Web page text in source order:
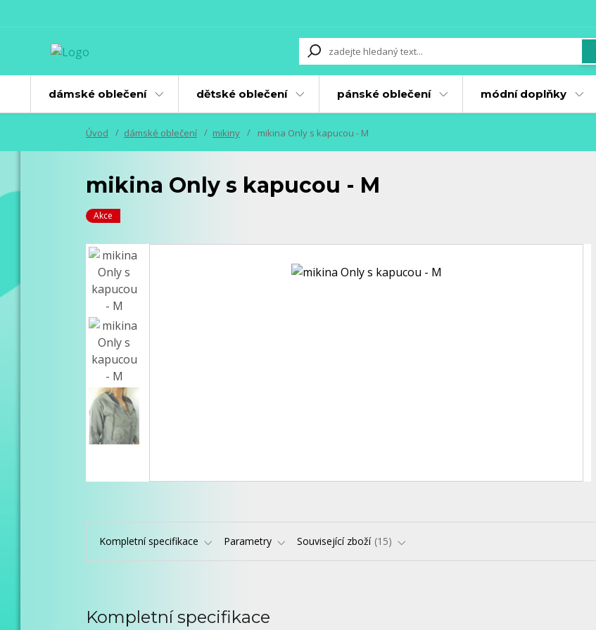
dámské oblečení dětské oblečení pánské oblečení módní doplňky
Úvod dámské oblečení mikiny mikina Only s kapucou - M
mikina Only s kapucou - M
Akce
Kompletní specifikace Parametry Související zboží 15
Kompletní specifikace